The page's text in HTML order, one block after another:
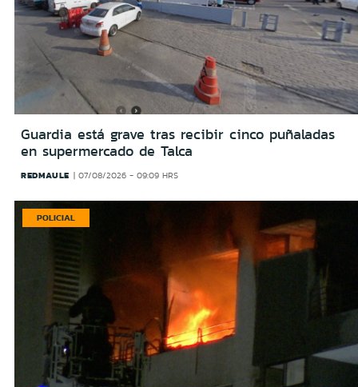
Guardia está grave tras recibir cinco puñaladas
en supermercado de Talca
REDMAULE 07/08/2026 - 09:09 HRS
POLICIAL